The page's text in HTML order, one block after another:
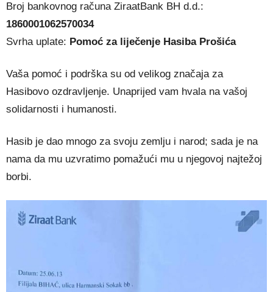
Broj bankovnog računa ZiraatBank BH d.d.:
1860001062570034
Svrha uplate: Pomoć za liječenje Hasiba Prošića
Vaša pomoć i podrška su od velikog značaja za
Hasibovo ozdravljenje. Unaprijed vam hvala na vašoj
solidarnosti i humanosti.
Hasib je dao mnogo za svoju zemlju i narod; sada je na
nama da mu uzvratimo pomažući mu u njegovoj najtežoj
borbi.